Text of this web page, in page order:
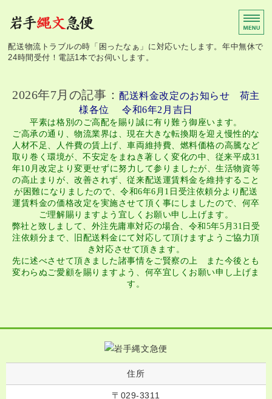
配送物流トラブルの時「困ったなぁ」に対応いたします。年中無休で
24時間受付！電話1本でお伺いします。
冷蔵冷凍クール便
簡易ミニ引越便
事業所案内
お問い合わせ
2026年7月の記事：配送料金改定のお知らせ 荷主
様各位 令和6年2月吉日
平素は格別のご高配を賜り誠に有り難う御座います。
ご高承の通り、物流業界は、現在大きな転換期を迎え慢性的な
人材不足、人件費の賃上げ、車両維持費、燃料価格の高騰など
取り巻く環境が、不安定をまねき著しく変化の中、従来平成31
年10月改定より変更せずに努力して参りましたが、生活物資等
の高止まりが、改善されず、従来配送運賃料金を維持すること
が困難になりましたので、令和6年6月1日受注依頼分より配送
運賃料金の価格改定を実施させて頂く事にしましたので、何卒
ご理解賜りますよう宜しくお願い申し上げます。
弊社と致しまして、外注先庸車対応の場合、令和5年5月31日受
注依頼分まで、旧配送料金にて対応して頂けますようご協力頂
き対応させて頂きます。
先に述べさせて頂きました諸事情をご賢察の上 また今後とも
変わらぬご愛顧を賜りますよう、何卒宜しくお願い申し上げま
す。
住所
〒029-3311